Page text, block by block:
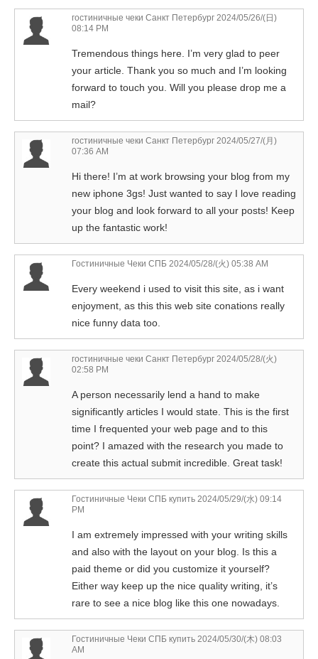
гостиничные чеки Санкт Петербург 2024/05/26/(日)
08:14 PM
Tremendous things here. I’m very glad to peer
your article. Thank you so much and I’m looking
forward to touch you. Will you please drop me a
mail?
гостиничные чеки Санкт Петербург 2024/05/27/(月)
07:36 AM
Hi there! I’m at work browsing your blog from my
new iphone 3gs! Just wanted to say I love reading
your blog and look forward to all your posts! Keep
up the fantastic work!
Гостиничные Чеки СПБ 2024/05/28/(火) 05:38 AM
Every weekend i used to visit this site, as i want
enjoyment, as this this web site conations really
nice funny data too.
гостиничные чеки Санкт Петербург 2024/05/28/(火)
02:58 PM
A person necessarily lend a hand to make
significantly articles I would state. This is the first
time I frequented your web page and to this
point? I amazed with the research you made to
create this actual submit incredible. Great task!
Гостиничные Чеки СПБ купить 2024/05/29/(水) 09:14
PM
I am extremely impressed with your writing skills
and also with the layout on your blog. Is this a
paid theme or did you customize it yourself?
Either way keep up the nice quality writing, it’s
rare to see a nice blog like this one nowadays.
Гостиничные Чеки СПБ купить 2024/05/30/(木) 08:03
AM